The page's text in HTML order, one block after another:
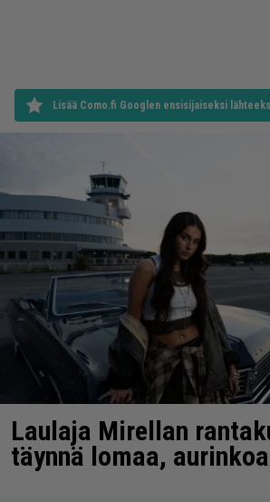
Lisää Como.fi Googlen ensisijaiseksi
Laulaja Mirellan
täynnä lomaa,